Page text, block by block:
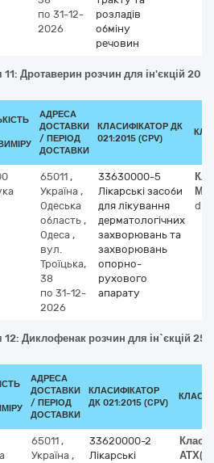
по 31-12-
2026
розладів
обміну
речовин
11: Дротаверин розчин для ін'єкцій 20
АДРЕСА
ДОСТАВКИ
/ ПЕРІОД
ДОСТАВКИ
КЛАСИФІКАТОР ДК
021:2015 (CPV)
65011 ,
Україна ,
Одеська
область ,
Одеса ,
вул.
Троїцька,
38
по 31-12-
2026
33630000-5
Лікарські засоби
для лікування
дерматологічних
захворювань та
захворювань
опорно-
рухового
апарату
12: Диклофенак розчин для ін`єкцій 25
АДРЕСА
ДОСТАВКИ
/ ПЕРІОД
ДОСТАВКИ
КЛАСИФІКАТОР
ДК 021:2015 (CPV)
65011 ,
Україна ,
33620000-2
Лікарські
АТХ(0)